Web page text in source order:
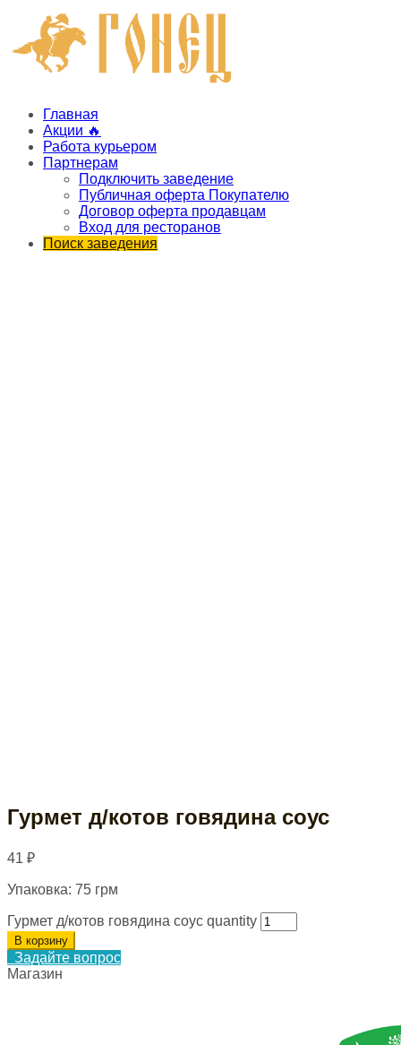
Главная
Акции 🔥
Работа курьером
Партнерам
Подключить заведение
Публичная оферта Покупателю
Договор оферта продавцам
Вход для ресторанов
Поиск заведения
Гурмет д/котов говядина соус
41 ₽
Упаковка: 75 грм
Гурмет д/котов говядина соус quantity
В корзину
Задайте вопрос
Магазин